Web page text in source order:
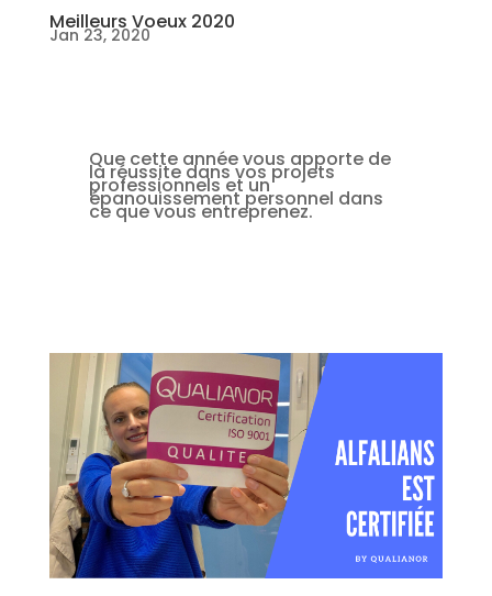
Meilleurs Voeux 2020
Jan 23, 2020
Que cette année vous apporte de
la réussite dans vos projets
professionnels et un
épanouissement personnel dans
ce que vous entreprenez.